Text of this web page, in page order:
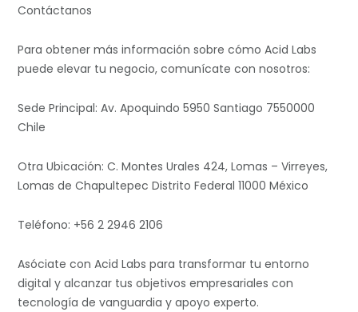
Contáctanos
Para obtener más información sobre cómo Acid Labs
puede elevar tu negocio, comunícate con nosotros:
Sede Principal: Av. Apoquindo 5950 Santiago 7550000
Chile
Otra Ubicación: C. Montes Urales 424, Lomas – Virreyes,
Lomas de Chapultepec Distrito Federal 11000 México
Teléfono: +56 2 2946 2106
Asóciate con Acid Labs para transformar tu entorno
digital y alcanzar tus objetivos empresariales con
tecnología de vanguardia y apoyo experto.